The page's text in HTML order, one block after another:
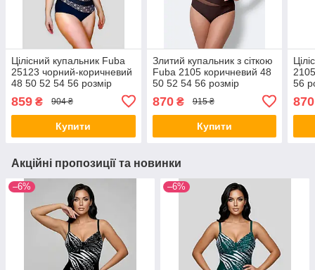
Цілісний купальник Fuba
25123 чорний-коричневий
48 50 52 54 56 розмір
859 ₴ 904 ₴
Купити
Злитий купальник з сіткою
Fuba 2105 коричневий 48
50 52 54 56 розмір
870₴ 915 ₴
Купити
56
870
Акційні пропозиції та новинки
–6% –6%